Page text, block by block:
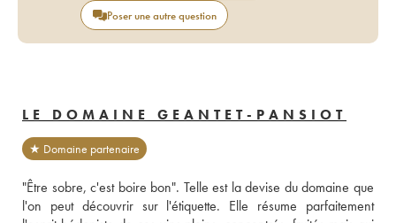
Poser une autre question
LE DOMAINE GEANTET-PANSIOT
★ Domaine partenaire
"Être sobre, c'est boire bon". Telle est la devise du domaine que
l'on peut découvrir sur l'étiquette. Elle résume parfaitement